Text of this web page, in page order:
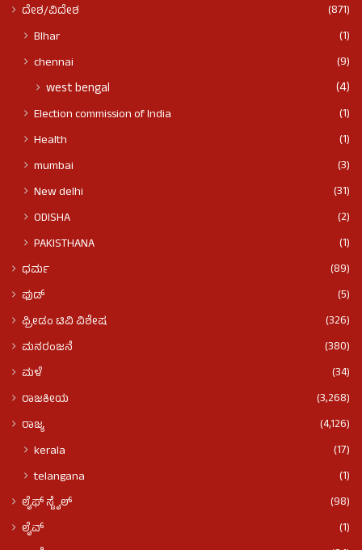
ದೇಶ/ವಿದೇಶ
(871)
BIhar
(1)
chennai
(9)
west bengal (4)
Election commission of India
(1)
Health
(1)
mumbai
(3)
New delhi
(31)
ODISHA
(2)
PAKISTHANA
(1)
ಧರ್ಮ
(89)
ಫುಡ್​​
(5)
ಫ್ರೀಡಂ ಟಿವಿ ವಿಶೇಷ
(326)
ಮನರಂಜನೆ
(380)
ಮಳೆ
(34)
ರಾಜಕೀಯ
(3,268)
ರಾಜ್ಯ
(4,126)
kerala
(17)
telangana
(1)
ಲೈಫ್ ಸ್ಟೈಲ್
(98)
ಲೈವ್
(1)